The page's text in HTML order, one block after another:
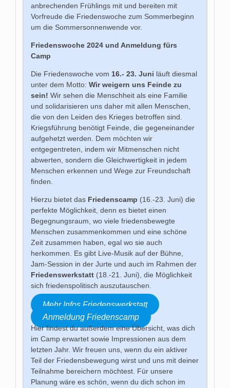
anbrechenden Frühlings mit und bereiten mit
Vorfreude die Friedenswoche zum Sommerbeginn
um die Sommersonnenwende vor.
Friedenswoche 2024 und Anmeldung fürs
Camp
Die Friedenswoche vom16.- 23. Juni läuft diesmal
unter dem Motto:Wir weigern uns Feinde zu
sein! Wir sehen die Menschheit als eine Familie
und solidarisieren uns daher mit allen Menschen,
die von den Leiden des Krieges betroffen sind.
Kriegsführung benötigt Feinde, die gegeneinander
aufgehetzt werden. Dem möchten wir
entgegentreten, indem wir Mitmenschen nicht
abwerten, sondern die Gleichwertigkeit in jedem
Menschen erkennen und Wege zur Freundschaft
finden.
Hierzu bietet das Friedenscamp (16.-23. Juni) die
perfekte Möglichkeit, denn es bietet einen
Begegnungsraum, wo viele friedensbewegte
Menschen zusammenkommen und eine schöne
Zeit zusammen haben, egal wo sie auch
herkommen. Es gibt Live-Musik auf der Bühne,
Jam-Session in der Jurte und auch im Rahmen der
Friedenswerkstatt (18.-21. Juni), die Möglichkeit
sich friedenspolitisch auszutauschen.
Mehr Infos Friedenswerkstatt
Anmeldung Friedenscamp
Hier findest du außerdem eine Übersicht, was dich
im Camp erwartet sowie Impressionen aus dem
letzten Jahr. Wir freuen uns, wenn du ein aktiver
Teil der Friedensbewegung wirst und uns mit deiner
Teilnahme bereichern möchtest. Für unsere
Planung wäre es schön, wenn du dich schon im